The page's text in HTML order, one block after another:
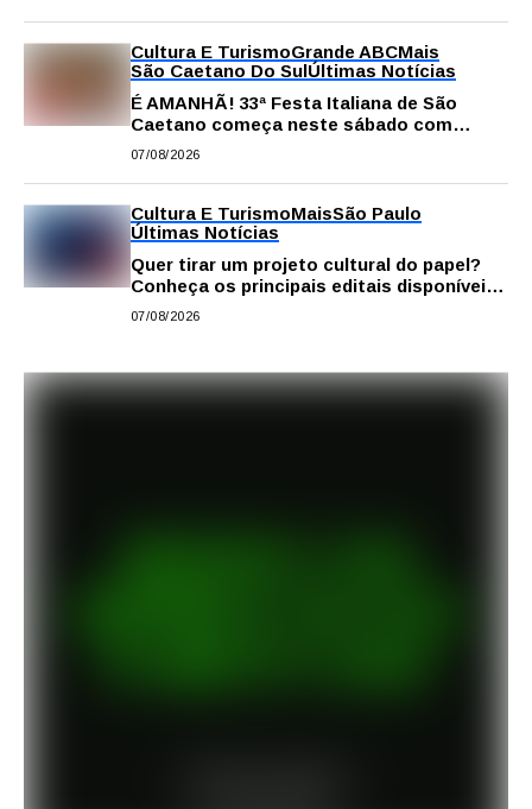
Cultura E TurismoGrande ABCMais
São Caetano Do SulÚltimas Notícias
É AMANHÃ! 33ª Festa Italiana de São
Caetano começa neste sábado com
gastronomia, música e solidariedade
07/08/2026
Cultura E TurismoMaisSão Paulo
Últimas Notícias
Quer tirar um projeto cultural do papel?
Conheça os principais editais disponíveis
em São Paulo
07/08/2026